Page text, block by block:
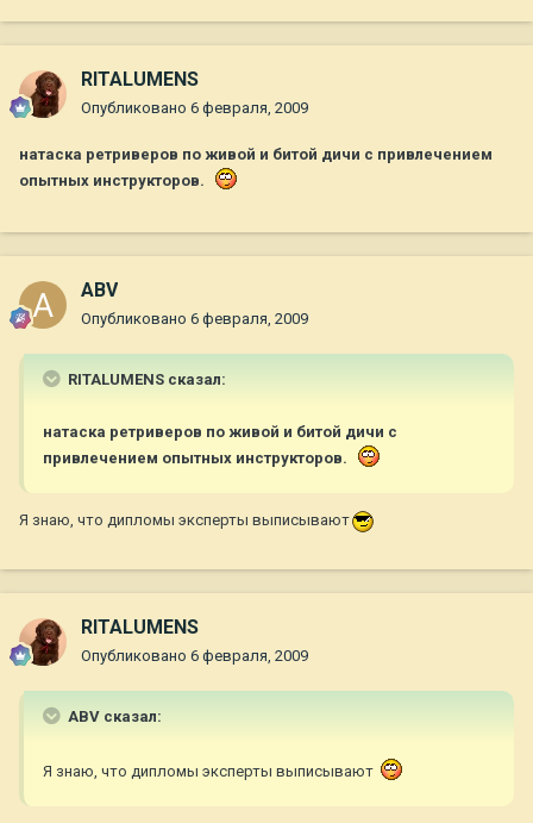
RITALUMENS
Опубликовано 6 февраля, 2009
натаска ретриверов по живой и битой дичи с привлечением
опытных инструкторов.
ABV
Опубликовано 6 февраля, 2009
RITALUMENS сказал:
натаска ретриверов по живой и битой дичи с
привлечением опытных инструкторов.
Я знаю, что дипломы эксперты выписывают
RITALUMENS
Опубликовано 6 февраля, 2009
ABV сказал:
Я знаю, что дипломы эксперты выписывают